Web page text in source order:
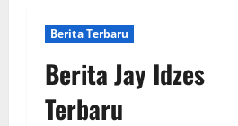
Berita Terbaru
Berita Jay Idzes
Terbaru